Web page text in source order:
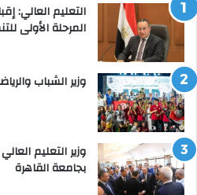
التعليم العالي:
المرحلة الأولى
وزير الشباب
وزير التعليم
بجامعة القاهرة